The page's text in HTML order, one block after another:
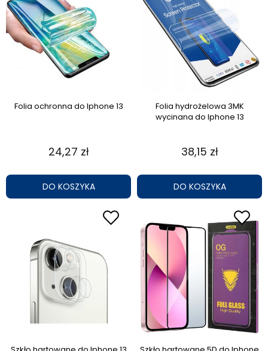
Folia ochronna do Iphone 13
24,27 zł
DO KOSZYKA
Folia hydrożelowa 3MK
wycinana do Iphone 13
38,15 zł
DO KOSZYKA